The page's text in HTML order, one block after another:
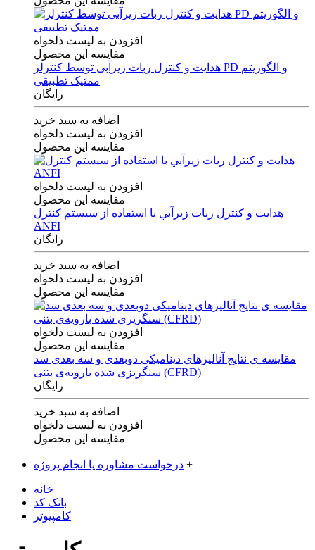
افزودن به لیست دلخواه
مقایسه این محصول
هدایت و کنترل ربات زیرآبی توسط کنترلر PD و الگوریتم
ممتیک تطبیقی
رایگان
اضافه به سبد خرید
افزودن به لیست دلخواه
مقایسه این محصول
افزودن به لیست دلخواه
مقایسه این محصول
هدايت و كنترل ربات زيرآبي با استفاده از سيستم كنترل
ANFI
رایگان
اضافه به سبد خرید
افزودن به لیست دلخواه
مقایسه این محصول
افزودن به لیست دلخواه
مقایسه این محصول
مقایسه ی‌ نتایج آنالیزهای‌ دینامیکی‌ دوبعدی‌ و‌ سه بعدی‌ سد
سنگریزی‌ شده با‌رویه‌ی‌ بتنی‌ (CFRD)
رایگان
اضافه به سبد خرید
افزودن به لیست دلخواه
مقایسه این محصول
+
درخواست مشاوره یا انجام پروژه +
خانه
بانک کد
کامپیوتر